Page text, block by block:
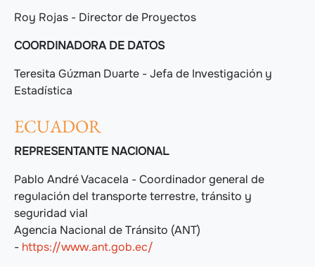
Roy Rojas - Director de Proyectos
COORDINADORA DE DATOS
Teresita Gúzman Duarte - Jefa de Investigación y
Estadística
ECUADOR
REPRESENTANTE NACIONAL
Pablo André Vacacela - Coordinador general de
regulación del transporte terrestre, tránsito y
seguridad vial
Agencia Nacional de Tránsito (ANT)
- https://www.ant.gob.ec/